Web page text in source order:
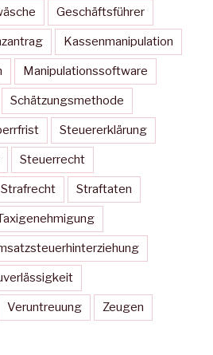
Geschäftsführer
Kassenmanipulation
Manipulationssoftware
Schätzungsmethode
Steuererklärung
Steuerrecht
Strafrecht Straftaten
Veruntreuung Zeugen